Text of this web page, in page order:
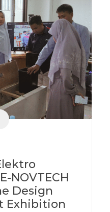
NOVTECH
Design
Exhibition